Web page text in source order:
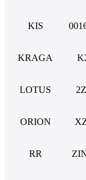
KIS
KRAGA
LOTUS
ORION
RR